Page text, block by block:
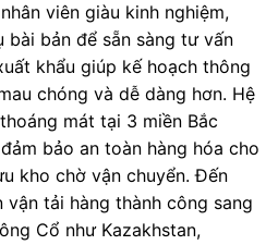
viên giàu kinh nghiệm,
bản để sẵn sàng tư vấn
khẩu giúp kế hoạch thông
chóng và dễ dàng hơn. Hệ
mát tại 3 miền Bắc
bảo an toàn hàng hóa cho
kho chờ vận chuyển. Đến
tải hàng thành công sang
Cổ như Kazakhstan,